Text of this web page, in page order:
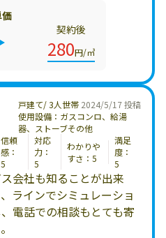
契約後
280円/㎥
2024/5/17 投稿
戸建て/ 3人世帯
使用設備：ガスコンロ、給湯
器、ストーブその他
信頼
感：
5
対応
力：
5
わかりや
すさ：5
満足
度：
5
会社も知ることが出来
ラインでシミュレーショ
電話での相談もとても寄